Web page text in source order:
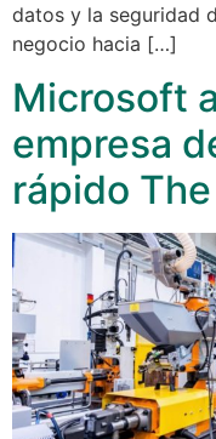
datos y la seguridad
negocio hacia […]
Microsoft
empresa
rápido